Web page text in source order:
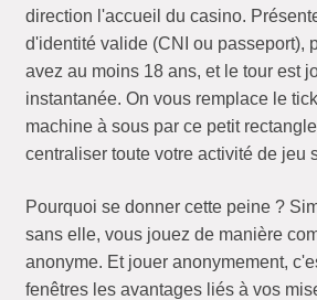
direction l'accueil du casino.
d'identité valide (CNI ou passeport),
avez au moins 18 ans, et le tour est
instantanée. On vous remplace le
machine à sous par ce petit
centraliser toute votre activité de jeu
Pourquoi se donner cette peine ?
sans elle, vous jouez de manière
anonyme. Et jouer anonymement,
fenêtres les avantages liés à vos